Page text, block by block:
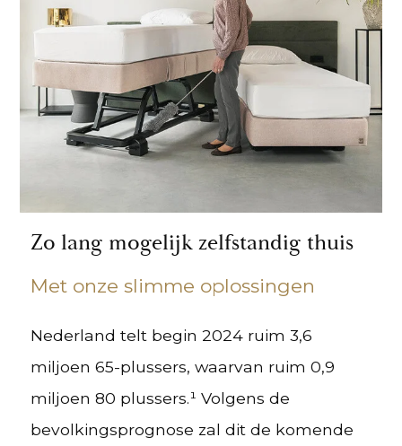
Zo lang mogelijk zelfstandig thuis
Met onze slimme oplossingen
Nederland telt begin 2024 ruim 3,6
miljoen 65-plussers, waarvan ruim 0,9
miljoen 80 plussers.¹ Volgens de
bevolkingsprognose zal dit de komende